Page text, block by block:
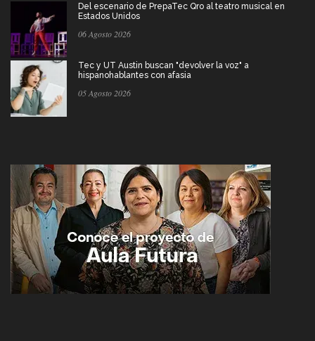
Del escenario de PrepaTec Qro al teatro musical en
Estados Unidos
06 Agosto 2026
Tec y UT Austin buscan "devolver la voz" a
hispanohablantes con afasia
05 Agosto 2026